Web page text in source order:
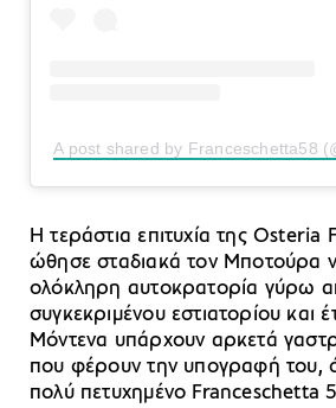
A post shared by Franceschetta58
Η τεράστια επιτυχία της Osteria
ώθησε σταδιακά τον Μποτούρα να
ολόκληρη αυτοκρατορία γύρω
συγκεκριμένου εστιατορίου και
Μόντενα υπάρχουν αρκετά
που φέρουν την υπογραφή του,
πολύ πετυχημένο Franceschetta